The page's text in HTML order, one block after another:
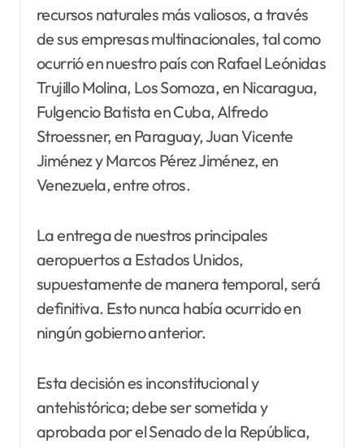
recursos naturales más valiosos, a través
de sus empresas multinacionales, tal como
ocurrió en nuestro país con Rafael Leónidas
Trujillo Molina, Los Somoza, en Nicaragua,
Fulgencio Batista en Cuba, Alfredo
Stroessner, en Paraguay, Juan Vicente
Jiménez y Marcos Pérez Jiménez, en
Venezuela, entre otros.
La entrega de nuestros principales
aeropuertos a Estados Unidos,
supuestamente de manera temporal, será
definitiva. Esto nunca había ocurrido en
ningún gobierno anterior.
Esta decisión es inconstitucional y
antehistórica; debe ser sometida y
aprobada por el Senado de la República,